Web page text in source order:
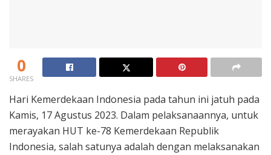
0
SHARES
Hari Kemerdekaan Indonesia pada tahun ini jatuh pada
Kamis, 17 Agustus 2023. Dalam pelaksanaannya, untuk
merayakan HUT ke-78 Kemerdekaan Republik
Indonesia, salah satunya adalah dengan melaksanakan